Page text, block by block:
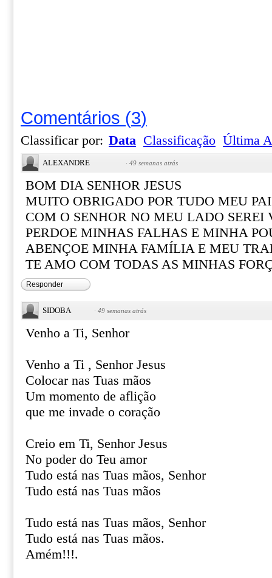
Comentários (3)
Classificar por: Data Classificação Última
ALEXANDRE · 49 semanas atrás
BOM DIA SENHOR JESUS
MUITO OBRIGADO POR TUDO MEU PAI
COM O SENHOR NO MEU LADO SEREI
PERDOE MINHAS FALHAS E MINHA
ABENÇOE MINHA FAMÍLIA E MEU
TE AMO COM TODAS AS MINHAS
Responder
SIDOBA · 49 semanas atrás
Venho a Ti, Senhor
Venho a Ti , Senhor Jesus
Colocar nas Tuas mãos
Um momento de aflição
que me invade o coração
Creio em Ti, Senhor Jesus
No poder do Teu amor
Tudo está nas Tuas mãos, Senhor
Tudo está nas Tuas mãos
Tudo está nas Tuas mãos, Senhor
Tudo está nas Tuas mãos.
Amém!!!.